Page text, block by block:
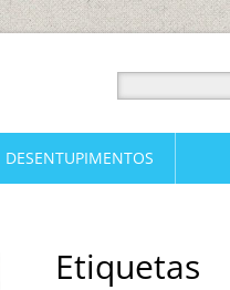
Etiquetas
DESENTUPIMENTOS